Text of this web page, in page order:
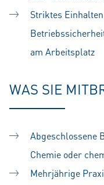
Striktes
am Arbeitsplatz
WAS SIE
Abgeschlossene
Chemie oder
Mehrjährige